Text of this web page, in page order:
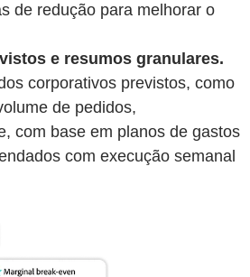
de redução para melhorar o
e resumos granulares.
corporativos previstos, como
de pedidos,
com base em planos de gastos
com execução semanal